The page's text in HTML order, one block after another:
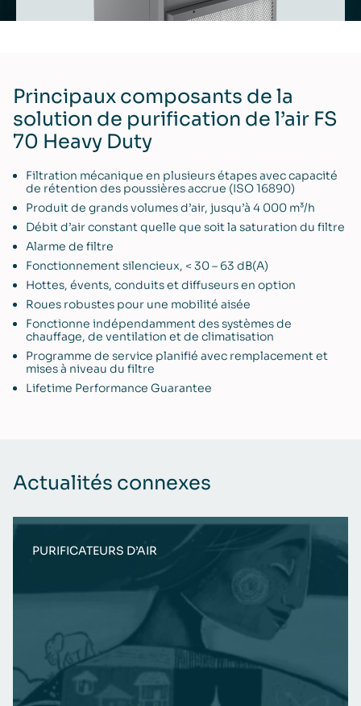
Principaux composants de la
solution de purification de l’air FS
70 Heavy Duty
Filtration mécanique en plusieurs étapes avec capacité
de rétention des poussières accrue (ISO 16890)
Produit de grands volumes d’air, jusqu’à 4 000 m³/h
Débit d’air constant quelle que soit la saturation du filtre
Alarme de filtre
Fonctionnement silencieux, < 30 – 63 dB(A)
Hottes, évents, conduits et diffuseurs en option
Roues robustes pour une mobilité aisée
Fonctionne indépendamment des systèmes de
chauffage, de ventilation et de climatisation
Programme de service planifié avec remplacement et
mises à niveau du filtre
Lifetime Performance Guarantee
Actualités connexes
PURIFICATEURS D’AIR